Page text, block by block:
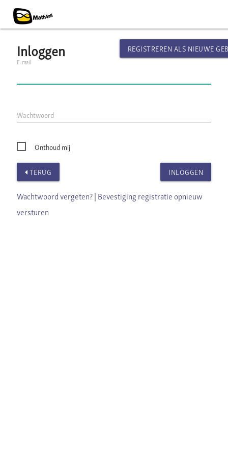
Inloggen REGISTREREN ALS NIEUWE
E-mail
Wachtwoord
Onthoud mij
TERUG INLOGGEN
Wachtwoord vergeten?|Bevestiging registratie opnieuw
versturen